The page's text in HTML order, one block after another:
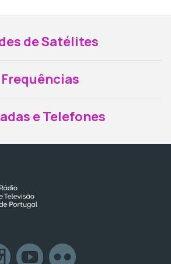
de Satélites
Frequências
e Telefones